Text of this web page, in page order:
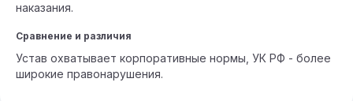
наказания.
Сравнение и различия
Устав охватывает корпоративные нормы, УК РФ - более
широкие правонарушения.